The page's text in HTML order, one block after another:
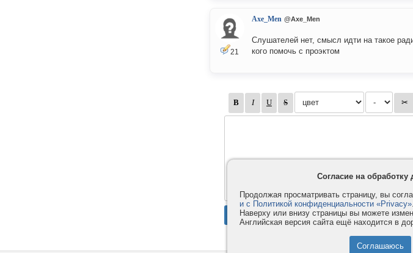
21
Axe_Men @Axe_Men
Слушателей нет, смысл идти на такое
кого помочь с проэктом
Согласие на
Продолжая просматривать страницу, вы
и с Политикой конфиденциальности «Privacy».
Наверху или внизу страницы вы можете
Английская версия сайта ещё находится в